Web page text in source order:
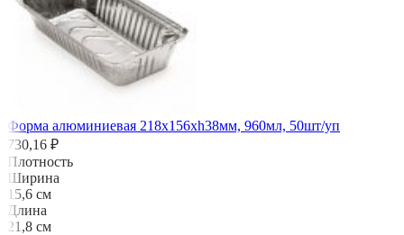
Форма алюминиевая 218х156хh38мм, 960мл, 50шт/уп
730,16 ₽
Плотность
Ширина
15,6 см
Длина
21,8 см